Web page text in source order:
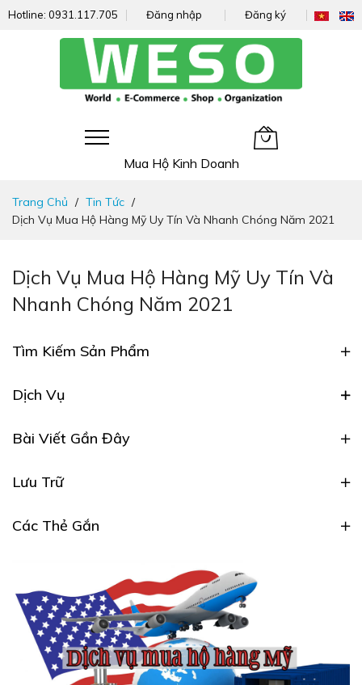
Hotline: 0931.117.705 Đăng nhập Đăng ký
Mua Hộ Kinh Doanh
nhanh
đến
Trang Chủ
Tin Tức
Dịch Vụ Mua Hộ Hàng Mỹ Uy Tín Và Nhanh Chóng Năm 2021
Dịch Vụ Mua Hộ Hàng Mỹ Uy Tín Và
Nhanh Chóng Năm 2021
Tìm Kiếm Sản Phẩm
Dịch Vụ
Bài Viết Gần Đây
Lưu Trữ
Các Thẻ Gắn